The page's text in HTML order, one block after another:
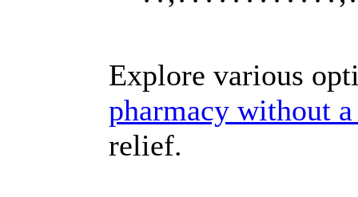
Explore various
pharmacy without
relief.